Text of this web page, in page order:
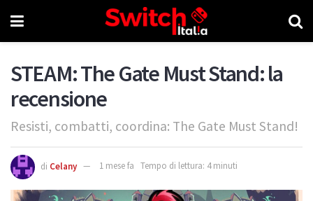
STEAM: The Gate Must Stand: la
recensione
Resisti, combatti, coordina: The Gate Must Stand!
di Celany 1 mese fa Tempo di lettura: 4 minuti